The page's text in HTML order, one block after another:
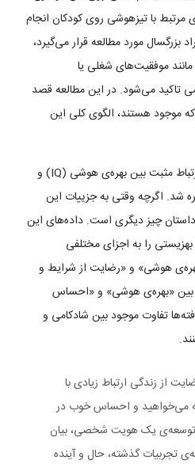
با تیزهوشی روی کودکان انجام
مورد مطالعه قرار می‌گیرد،
موفقیت‌های شغلی یا
تاکید می‌شود. در این مطالعه قصد
موجود هستند، الگوی کلی این
همین اواخر در یک مطالعه به ارتباط مثبت بین بهره‌ی هوشی (IQ) و
شد. اگرچه وقتی به جزییات این
چیز دیگری است. داده‌های این
را به اجزای مختلفی
هوشی» و «رضایت از شرایط و
بین «بهره‌ی هوشی» و «احساس
تفاوت موجود بین شادکامی و
از زندگی ارتباط زیادی با
می‌خواهید و احساس خوب در
توسعه‌ی یک هویت شخصی، بیان
تجربیات گذشته، حال و آینده